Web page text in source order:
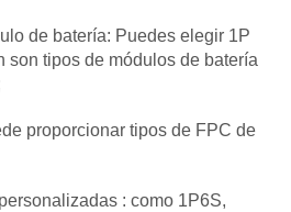
de batería: Puedes elegir 1P
son tipos de módulos de batería
proporcionar tipos de FPC de
: como 1P6S,